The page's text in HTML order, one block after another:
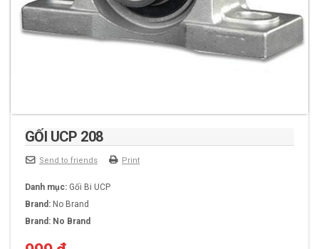
GỐI UCP 208
Send to friends Print
Danh mục: Gối Bi UCP
Brand: No Brand
Brand: No Brand